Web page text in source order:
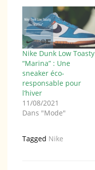
Nike Dunk Low Toasty
“Marina” : Une
sneaker éco-
responsable pour
l’hiver
11/08/2021
Dans "Mode"
Tagged Nike